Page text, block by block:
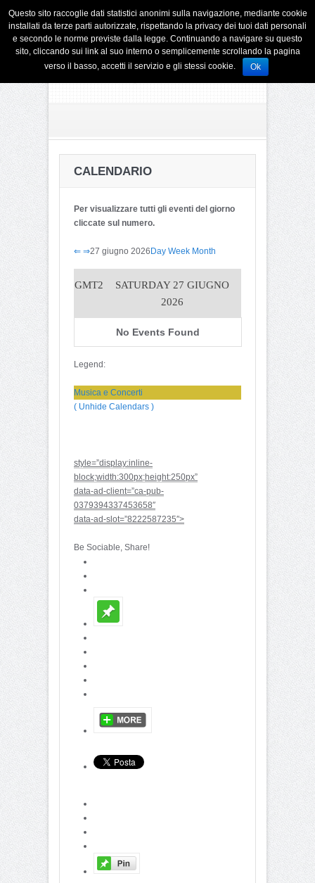
CALENDARIO
Per visualizzare tutti gli eventi del giorno
cliccate sul numero.
⇐ ⇒27 giugno 2026Day Week Month
GMT2
SATURDAY 27 GIUGNO
2026
No Events Found
Legend:
Musica e Concerti
( Unhide Calendars )
style=”display:inline-
block;width:300px;height:250px”
data-ad-client=”ca-pub-
0379394337453658″
data-ad-slot=”8222587235″>
Be Sociable, Share!
Questo sito raccoglie dati statistici anonimi sulla navigazione, mediante cookie
installati da terze parti autorizzate, rispettando la privacy dei tuoi dati personali
e secondo le norme previste dalla legge. Continuando a navigare su questo
sito, cliccando sui link al suo interno o semplicemente scrollando la pagina
verso il basso, accetti il servizio e gli stessi cookie.
Ok